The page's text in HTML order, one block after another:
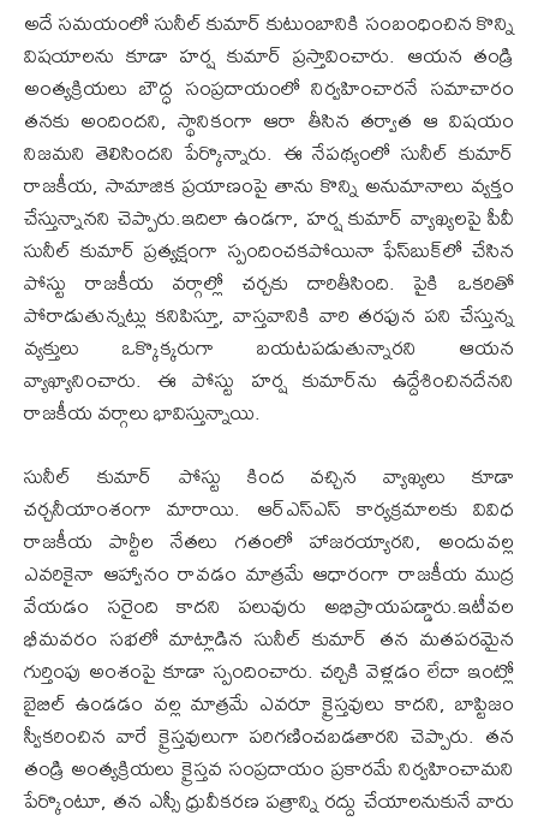
అదే సమయంలో సునీల్ కుమార్ కుటుంబానికి సంబంధించిన కొన్ని
విషయాలను కూడా హర్ష కుమార్ ప్రస్తావించారు. ఆయన తండ్రి
అంత్యక్రియలు బౌద్ధ సంప్రదాయంలో నిర్వహించారనే సమాచారం
తనకు అందిందని, స్థానికంగా ఆరా తీసిన తర్వాత ఆ విషయం
నిజమని తెలిసిందని పేర్కొన్నారు. ఈ నేపథ్యంలో సునీల్ కుమార్
రాజకీయ, సామాజిక ప్రయాణంపై తాను కొన్ని అనుమానాలు వ్యక్తం
చేస్తున్నానని చెప్పారు.ఇదిలా ఉండగా, హర్ష కుమార్ వ్యాఖ్యలపై పీవీ
సునీల్ కుమార్ ప్రత్యక్షంగా స్పందించకపోయినా ఫేస్‌బుక్‌లో చేసిన
పోస్టు రాజకీయ వర్గాల్లో చర్చకు దారితీసింది. పైకి ఒకరితో
పోరాడుతున్నట్లు కనిపిస్తూ, వాస్తవానికి వారి తరఫున పని చేస్తున్న
వ్యక్తులు ఒక్కొక్కరుగా బయటపడుతున్నారని ఆయన
వ్యాఖ్యానించారు. ఈ పోస్టు హర్ష కుమార్‌ను ఉద్దేశించినదేనని
రాజకీయ వర్గాలు భావిస్తున్నాయి.
సునీల్ కుమార్ పోస్టు కింద వచ్చిన వ్యాఖ్యలు కూడా
చర్చనీయాంశంగా మారాయి. ఆర్ఎస్ఎస్ కార్యక్రమాలకు వివిధ
రాజకీయ పార్టీల నేతలు గతంలో హాజరయ్యారని, అందువల్ల
ఎవరికైనా ఆహ్వానం రావడం మాత్రమే ఆధారంగా రాజకీయ ముద్ర
వేయడం సరైంది కాదని పలువురు అభిప్రాయపడ్డారు.ఇటీవల
భీమవరం సభలో మాట్లాడిన సునీల్ కుమార్ తన మతపరమైన
గుర్తింపు అంశంపై కూడా స్పందించారు. చర్చికి వెళ్లడం లేదా ఇంట్లో
బైబిల్ ఉండడం వల్ల మాత్రమే ఎవరూ క్రైస్తవులు కాదని, బాప్టిజం
స్వీకరించిన వారే క్రైస్తవులుగా పరిగణించబడతారని చెప్పారు. తన
తండ్రి అంత్యక్రియలు క్రైస్తవ సంప్రదాయం ప్రకారమే నిర్వహించామని
పేర్కొంటూ, తన ఎస్సీ ధ్రువీకరణ పత్రాన్ని రద్దు చేయాలనుకునే వారు